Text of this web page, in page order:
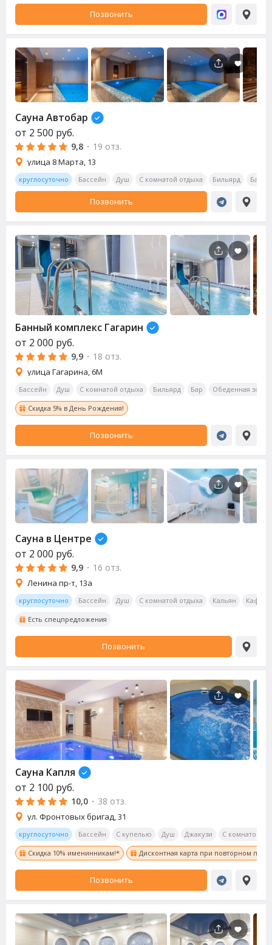
Позвонить
Сауна Автобар
от 2 500 руб.
9,8 · 19 отз.
улица 8 Марта, 13
круглосуточно Бассейн Душ С комнатой отдыха Бильярд Бар
Позвонить
Банный комплекс Гагарин
от 2 000 руб.
9,9 · 18 отз.
улица Гагарина, 6М
Бассейн Душ С комнатой отдыха Бильярд Бар Обеденная зона
Скидка 5% в День Рождения!
Позвонить
Сауна в Центре
от 2 000 руб.
9,9 · 16 отз.
Ленина пр-т, 13а
круглосуточно Бассейн Душ С комнатой отдыха Кальян Кафе/
Есть спецпредложения
Позвонить
Сауна Капля
от 2 100 руб.
10,0 · 38 отз.
ул. Фронтовых бригад, 31
круглосуточно Бассейн С купелью Душ Джакузи С комнатой
Скидка 10% именинникам!* Дисконтная карта при повторном
Позвонить